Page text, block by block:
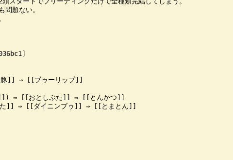
問題ない。
]] ⇒ [[ブゥーリップ]]
⇒ [[おとしぶた]] ⇒ [[とんかつ]]
]] ⇒ [[ダイニンブゥ]] ⇒ [[とまとん]]